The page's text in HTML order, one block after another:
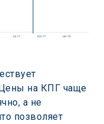
на КПГ чаще
а не
позволяет